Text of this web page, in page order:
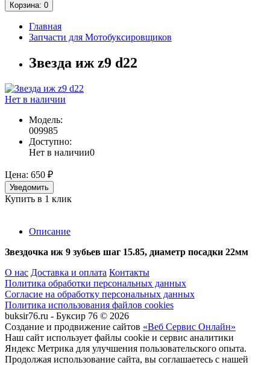
Корзина: 0
Главная
Запчасти для Мотобуксировщиков
Звезда иж z9 d22
Нет в наличии
Модель:
009985
Доступно:
Нет в наличии0
Цена: 650 ₽
Уведомить
Купить в 1 клик
Описание
Звездочка иж 9 зубьев шаг 15.85, диаметр посадки 22мм
О нас Доставка и оплата Контакты
Политика обработки персональных данных
Согласие на обработку персональных данных
Политика использования файлов cookies
buksir76.ru - Буксир 76 © 2026
Создание и продвижение сайтов «Веб Сервис Онлайн»
Наш сайт использует файлы cookie и сервис аналитики
Яндекс Метрика для улучшения пользовательского опыта.
Продолжая использование сайта, вы соглашаетесь с нашей